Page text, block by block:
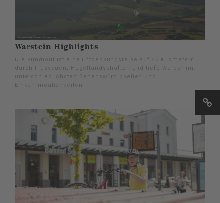
Warstein Highlights
Die Rundtour ist eine Entdeckungsreise auf 43 Kilometern
durch Flussauen, Hügellandschaften und tiefe Wälder mit
unterschiedlichsten Sehenswürdigkeiten und
Einkehrmöglichkeiten.